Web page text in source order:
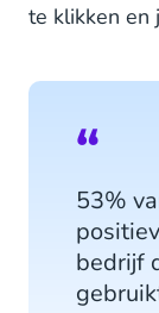
te klikken en
53%
bedrijf